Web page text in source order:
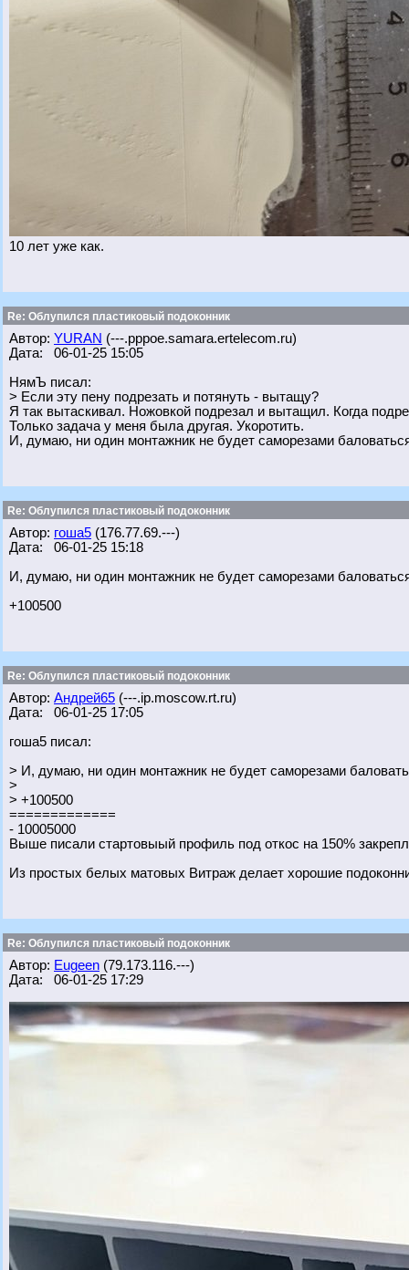
10 лет уже как.
Re: Облупился пластиковый подоконник
Автор: YURAN (---.pppoe.samara.ertelecom.ru)
Дата: 06-01-25 15:05
НямЪ писал:
> Если эту пену подрезать и потянуть - вытащу?
Я так вытаскивал. Ножовкой подрезал и вытащил. Когда
Только задача у меня была другая. Укоротить.
И, думаю, ни один монтажник не будет саморезами
Re: Облупился пластиковый подоконник
Автор: гоша5 (176.77.69.---)
Дата: 06-01-25 15:18
И, думаю, ни один монтажник не будет саморезами
+100500
Re: Облупился пластиковый подоконник
Автор: Андрей65 (---.ip.moscow.rt.ru)
Дата: 06-01-25 17:05
гоша5 писал:
> И, думаю, ни один монтажник не будет саморезами
>
> +100500
=============
- 10005000
Выше писали стартовыый профиль под откос на 150%
Из простых белых матовых Витраж делает хорошие
Re: Облупился пластиковый подоконник
Автор: Eugeen (79.173.116.---)
Дата: 06-01-25 17:29